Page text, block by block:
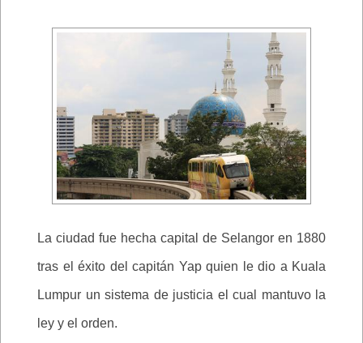
La ciudad fue hecha capital de Selangor en 1880
tras el éxito del capitán Yap quien le dio a Kuala
Lumpur un sistema de justicia el cual mantuvo la
ley y el orden.